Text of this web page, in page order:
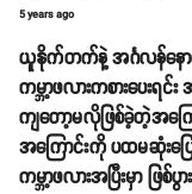
5 years ago
ယူနိုက်တက်နဲ့ အင်္ဂလန်နေ
ကမ္ဘာ့ဖလားကစားပေးရ
ကျတော့မလိုဖြစ်ခဲ့တဲ့အကြ
အကြောင်းကို ပထမဆုံးပြ
ကမ္ဘာ့ဖလားအပြီးမှာ ဖြစ်ပွ